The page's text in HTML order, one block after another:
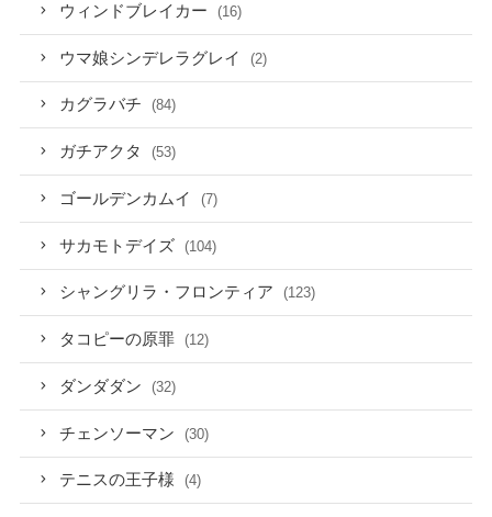
ウィンドブレイカー (16)
ウマ娘シンデレラグレイ (2)
カグラバチ (84)
ガチアクタ (53)
ゴールデンカムイ (7)
サカモトデイズ (104)
シャングリラ・フロンティア (123)
タコピーの原罪 (12)
ダンダダン (32)
チェンソーマン (30)
テニスの王子様 (4)